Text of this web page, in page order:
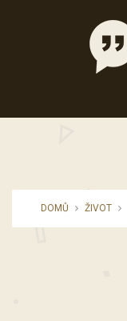
DOMŮ ŽIVOT